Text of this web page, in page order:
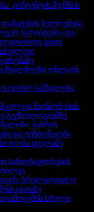
კონტენტის შექმნის
ხელოვნება
სკრიპტებსა და
გიდი
მეილბოქსი ონლაინ:
საშუალება
წიგნიერების
ტექნოლოგიებზე
ბაზრის
და ტენდენციები
ჯდება ყველაზე
სინთეზატორების
სრულყოფილი
სრული